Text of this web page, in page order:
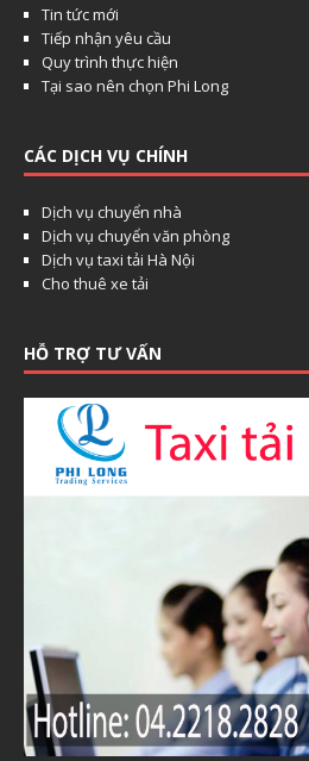
Tin tức mới
Tiếp nhận yêu cầu
Quy trình thực hiện
Tại sao nên chọn Phi Long
CÁC DỊCH VỤ CHÍNH
Dịch vụ chuyển nhà
Dịch vụ chuyển văn phòng
Dịch vụ taxi tải Hà Nội
Cho thuê xe tải
HỖ TRỢ TƯ VẤN